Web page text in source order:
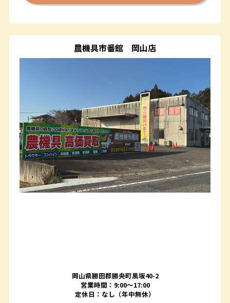
農機具市番館 岡山店
岡山県勝田郡勝央町黒坂40-2
営業時間：9:00～17:00
定休日：なし（年中無休）